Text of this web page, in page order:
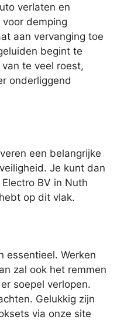
verlaten en
demping
aan vervanging toe
begint te
te veel roest,
onderliggend
een belangrijke
Je kunt dan
BV in Nuth
op dit vlak.
essentieel. Werken
zal ook het remmen
soepel verlopen.
Gelukkig zijn
via onze site